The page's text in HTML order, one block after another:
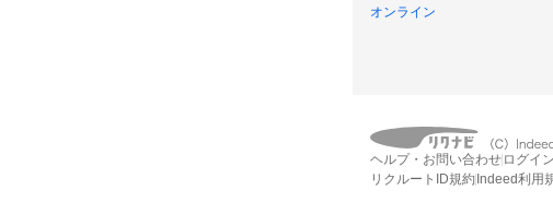
オンライン
ヘルプ・お問い合わせ ログイ
リクルートID規約 Indeed利用